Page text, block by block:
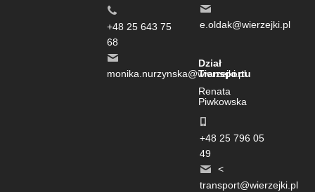
+48 25 643 75
68
monika.nurzynska@wierzejki.pl
e.oldak@wierzejki.pl
Dział
Transportu
Renata
Piwkowska
+48 25 796 05
49
transport@wierzejki.pl
<